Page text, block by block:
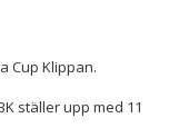
Cup Klippan.
ställer upp med 11